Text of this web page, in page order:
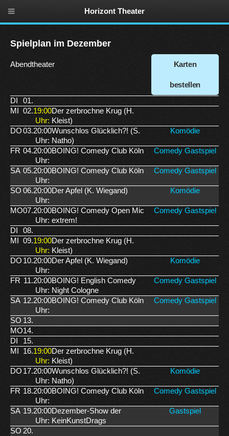
Spielplan im Dezember
Abendtheater Karten
bestellen
DI
01.
MI
02.19:00
Uhr:
Der zerbrochne Krug (H.
Kleist)
DO03.20:00
Uhr:
Wunschlos Glücklich?! (S.
Natho)
Komödie
FR 04.20:00
Uhr:
BOING! Comedy Club Köln Comedy Gastspiel
SA 05.20:00
Uhr:
BOING! Comedy Club Köln Comedy Gastspiel
SO 06.20:00
Uhr:
Der Apfel (K. Wiegand) Komödie
MO07.20:00
Uhr:
BOING! Comedy Open Mic
extrem!
Comedy Gastspiel
DI
08.
MI
09.19:00
Uhr:
Der zerbrochne Krug (H.
Kleist)
DO 10.20:00
Uhr:
Der Apfel (K. Wiegand) Komödie
FR 11.20:00
Uhr:
BOING! English Comedy
Night Cologne
Comedy Gastspiel
SA 12.20:00
Uhr:
BOING! Comedy Club Köln Comedy Gastspiel
SO 13.
MO14.
DI
15.
MI
16.19:00
Uhr:
Der zerbrochne Krug (H.
Kleist)
DO 17.20:00
Uhr:
Wunschlos Glücklich?! (S.
Natho)
Komödie
FR 18.20:00
Uhr:
BOING! Comedy Club Köln Comedy Gastspiel
SA 19.20:00
Uhr:
Dezember-Show der
KeinKunstDrags
Gastspiel
SO 20.
Horizont Theater